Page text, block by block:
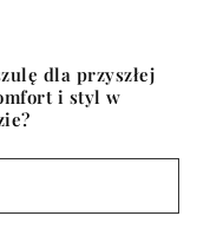
dla przyszłej
i styl w